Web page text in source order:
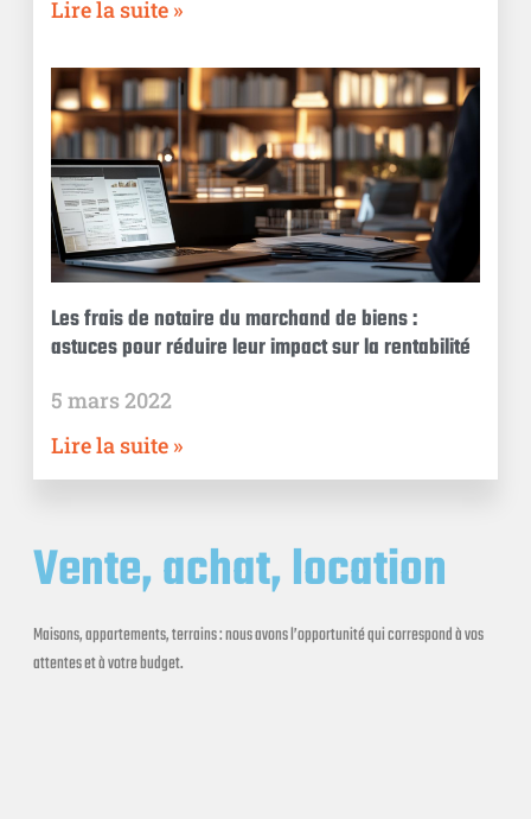
Lire la suite »
Les frais de notaire du marchand de biens :
astuces pour réduire leur impact sur la rentabilité
5 mars 2022
Lire la suite »
Vente, achat, location
Maisons, appartements, terrains : nous avons l’opportunité qui correspond à vos
attentes et à votre budget.